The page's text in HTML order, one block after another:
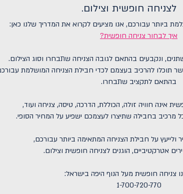
לצניחה חופשית וצילום.
ביותר עבורכם, אנו מציעים לקרוא את המדריך שלנו כאן:
איך לבחור צניחה חופשית?
ונקבעים בהתאם לגובה הצניחה שתבחרו וסוג הצילום.
תוכלו להרכיב בעצמם לכדי חבילת הצניחה המושלמת
בהתאם לתקציב שתבחרו.
אינה חוויה זולה, הכוללת, הדרכה, טיסה, צניחה ועוד,
מרכיב בחבילה שתיצרו לעצמכם ישפיע על המחיר הסופי.
על חבילת הצניחה המתאימה ביותר עבורכם,
אטרקטיביים, הוגנים לצניחה חופשית וצילום.
צניחה חופשית מעל הנוף היפה בישראל:
1-700-720-770